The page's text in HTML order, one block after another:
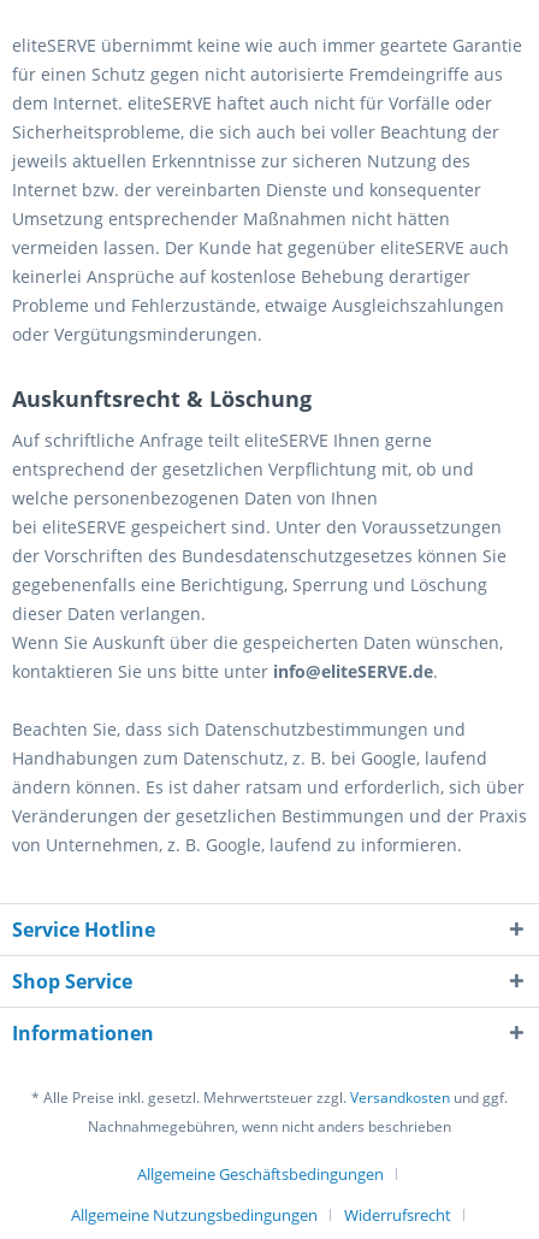
eliteSERVE übernimmt keine wie auch immer geartete Garantie
für einen Schutz gegen nicht autorisierte Fremdeingriffe aus
dem Internet. eliteSERVE haftet auch nicht für Vorfälle oder
Sicherheitsprobleme, die sich auch bei voller Beachtung der
jeweils aktuellen Erkenntnisse zur sicheren Nutzung des
Internet bzw. der vereinbarten Dienste und konsequenter
Umsetzung entsprechender Maßnahmen nicht hätten
vermeiden lassen. Der Kunde hat gegenüber eliteSERVE auch
keinerlei Ansprüche auf kostenlose Behebung derartiger
Probleme und Fehlerzustände, etwaige Ausgleichszahlungen
oder Vergütungsminderungen.
Auskunftsrecht & Löschung
Auf schriftliche Anfrage teilt eliteSERVE Ihnen gerne
entsprechend der gesetzlichen Verpflichtung mit, ob und
welche personenbezogenen Daten von Ihnen
bei eliteSERVE gespeichert sind. Unter den Voraussetzungen
der Vorschriften des Bundesdatenschutzgesetzes können Sie
gegebenenfalls eine Berichtigung, Sperrung und Löschung
dieser Daten verlangen.
Wenn Sie Auskunft über die gespeicherten Daten wünschen,
kontaktieren Sie uns bitte unter info@eliteSERVE.de.
Beachten Sie, dass sich Datenschutzbestimmungen und
Handhabungen zum Datenschutz, z. B. bei Google, laufend
ändern können. Es ist daher ratsam und erforderlich, sich über
Veränderungen der gesetzlichen Bestimmungen und der Praxis
von Unternehmen, z. B. Google, laufend zu informieren.
Service Hotline
Shop Service
Informationen
* Alle Preise inkl. gesetzl. Mehrwertsteuer zzgl.Versandkosten und ggf.
Nachnahmegebühren, wenn nicht anders beschrieben
Allgemeine Geschäftsbedingungen
Allgemeine Nutzungsbedingungen
Widerrufsrecht